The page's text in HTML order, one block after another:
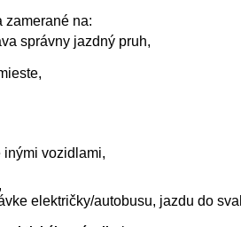
zamerané na:
správny jazdný pruh,
vozidlami,
električky/autobusu, jazdu do